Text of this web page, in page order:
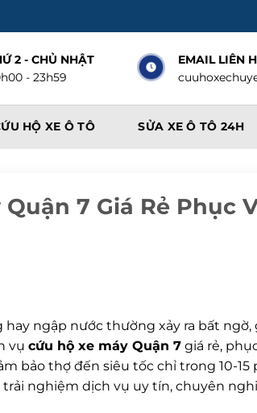
2 - CHỦ NHẬT
- 23h59
EMAIL LIÊN
HỘ XE Ô TÔ SỬA XE Ô TÔ 24H
7 Giá Rẻ Phục
ngập nước thường xảy ra bất ngờ,
vụ cứu hộ xe máy Quận 7 giá rẻ,
bảo thợ đến siêu tốc chỉ trong 10-15
nghiệm dịch vụ uy tín, chuyên